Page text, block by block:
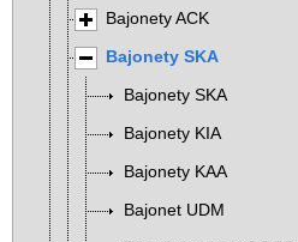
Bajonety ACK
Bajonety SKA
Bajonety SKA
Bajonety KIA
Bajonety KAA
Bajonet UDM